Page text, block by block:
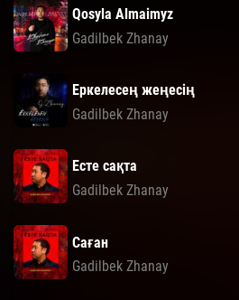
Qosyla Almaimyz
Gadilbek Zhanay
Еркелесең жеңесің
Gadilbek Zhanay
Есте сақта
Gadilbek Zhanay
Саған
Gadilbek Zhanay